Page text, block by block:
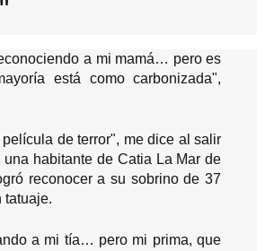
a mi mamá… pero es
está como carbonizada",
de terror", me dice al salir
una habitante de Catia La Mar de
reconocer a su sobrino de 37
tatuaje.
a mi tía… pero mi prima, que